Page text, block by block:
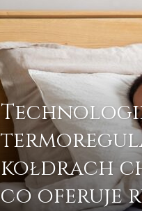
kołdrach
co oferuje